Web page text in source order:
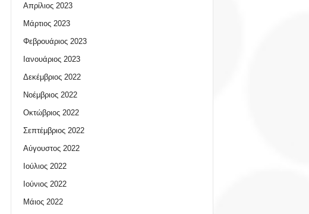
Απρίλιος 2023
Μάρτιος 2023
Φεβρουάριος 2023
Ιανουάριος 2023
Δεκέμβριος 2022
Νοέμβριος 2022
Οκτώβριος 2022
Σεπτέμβριος 2022
Αύγουστος 2022
Ιούλιος 2022
Ιούνιος 2022
Μάιος 2022